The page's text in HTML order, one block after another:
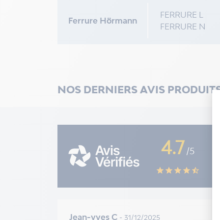
Ferrure Hörmann
FERRURE L
FERRURE N
NOS DERNIERS AVIS
4.7 /5
star star star star star_half
Jean-yves C - 31/12/2025